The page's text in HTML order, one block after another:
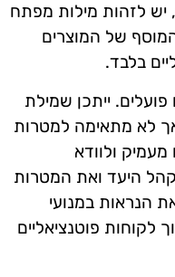
יש לזהות מילות מפתח
של המוצרים
בלבד.
ייתכן שמילת
לא מתאימה למטרות
ולוודא
היעד ואת המטרות
הנראות במנועי
לקוחות פוטנציאליים